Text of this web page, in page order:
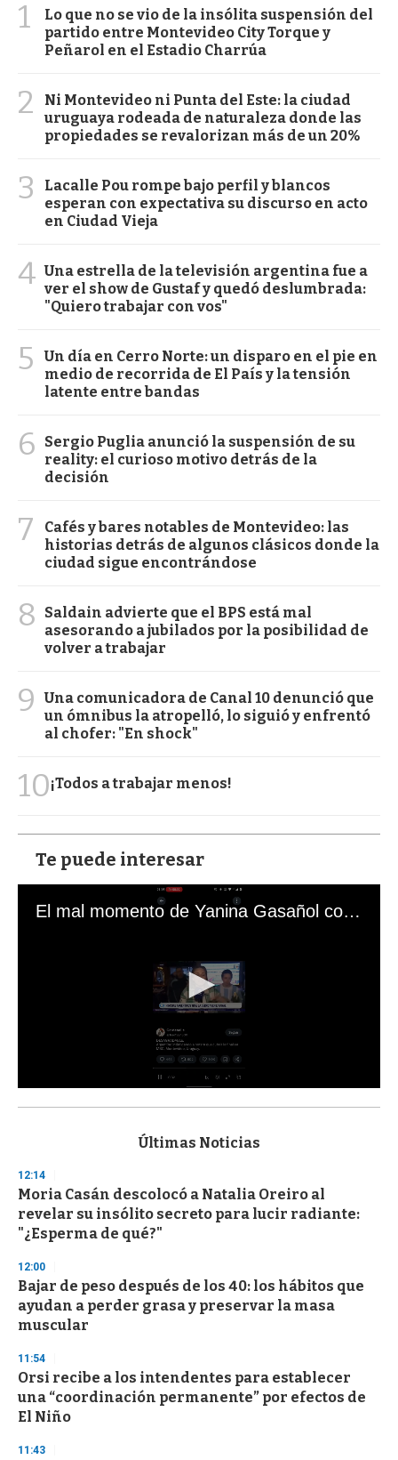
1
Lo que no se vio de la insólita suspensión del
partido entre Montevideo City Torque y
Peñarol en el Estadio Charrúa
2
Ni Montevideo ni Punta del Este: la ciudad
uruguaya rodeada de naturaleza donde las
propiedades se revalorizan más de un 20%
3
Lacalle Pou rompe bajo perfil y blancos
esperan con expectativa su discurso en acto
en Ciudad Vieja
4 Una estrella de la televisión argentina fue a
ver el show de Gustaf y quedó deslumbrada:
"Quiero trabajar con vos"
5
Un día en Cerro Norte: un disparo en el pie en
medio de recorrida de El País y la tensión
latente entre bandas
6
Sergio Puglia anunció la suspensión de su
reality: el curioso motivo detrás de la
decisión
7
Cafés y bares notables de Montevideo: las
historias detrás de algunos clásicos donde la
ciudad sigue encontrándose
8
Saldain advierte que el BPS está mal
asesorando a jubilados por la posibilidad de
volver a trabajar
9
Una comunicadora de Canal 10 denunció que
un ómnibus la atropelló, lo siguió y enfrentó
al chofer: "En shock"
10¡Todos a trabajar menos!
Te puede interesar
El mal momento de Yanina Gasañol con un hincha argentino en "Subrayado"
s
d
s
o
f
s
e
c
o
n
Últimas Noticias
12:14
Moria Casán descolocó a Natalia Oreiro al
revelar su insólito secreto para lucir radiante:
"¿Esperma de qué?"
12:00
Bajar de peso después de los 40: los hábitos que
ayudan a perder grasa y preservar la masa
muscular
11:54
Orsi recibe a los intendentes para establecer
una “coordinación permanente” por efectos de
El Niño
11:43